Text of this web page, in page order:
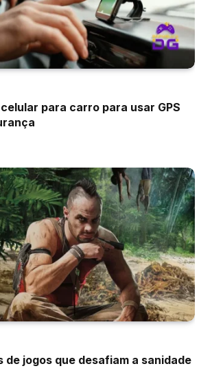
para carro para usar GPS
de jogos que desafiam a sanidade